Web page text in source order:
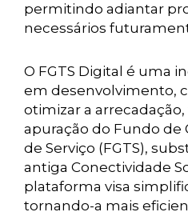
permitindo adiantar
necessários
O FGTS Digital é uma
em desenvolvimento,
otimizar a arrecadação,
apuração do Fundo de
de Serviço (FGTS),
antiga Conectividade
plataforma visa
tornando-a mais